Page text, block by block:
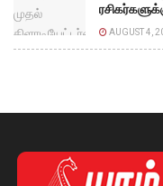
AUGUST 4,